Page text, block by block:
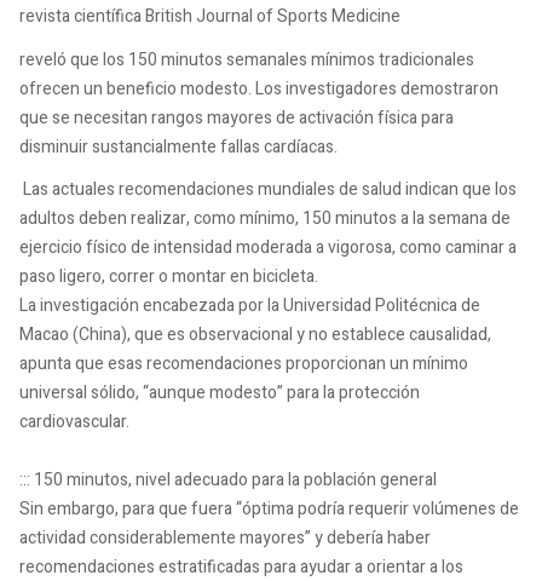
revista científica British Journal of Sports Medicine
reveló que los 150 minutos semanales mínimos tradicionales
ofrecen un beneficio modesto. Los investigadores demostraron
que se necesitan rangos mayores de activación física para
disminuir sustancialmente fallas cardíacas.
Las actuales recomendaciones mundiales de salud indican que los
adultos deben realizar, como mínimo, 150 minutos a la semana de
ejercicio físico de intensidad moderada a vigorosa, como caminar a
paso ligero, correr o montar en bicicleta.
La investigación encabezada por la Universidad Politécnica de
Macao (China), que es observacional y no establece causalidad,
apunta que esas recomendaciones proporcionan un mínimo
universal sólido, “aunque modesto” para la protección
cardiovascular.
::: 150 minutos, nivel adecuado para la población general
Sin embargo, para que fuera “óptima podría requerir volúmenes de
actividad considerablemente mayores” y debería haber
recomendaciones estratificadas para ayudar a orientar a los